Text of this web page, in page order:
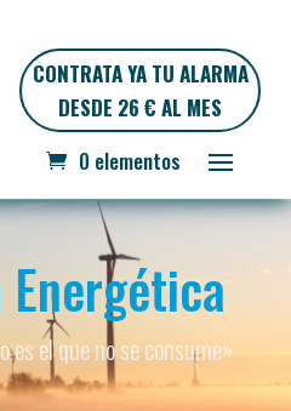
CONTRATA YA TU ALARMA
DESDE 26 € AL MES
0 elementos
el que no se consume»